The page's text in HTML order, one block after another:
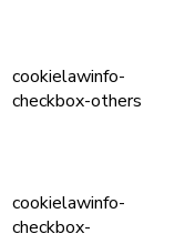
cookielawinfo-
checkbox-others
cookielawinfo-
checkbox-